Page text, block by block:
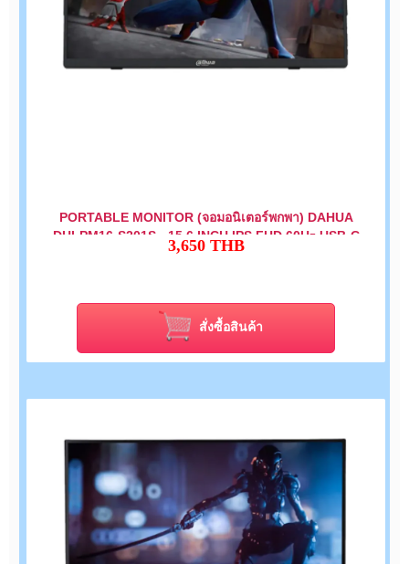
PORTABLE MONITOR (จอมอนิเตอร์พกพา) DAHUA
DHI-PM16-S201S - 15.6 INCH IPS FHD 60Hz USB-C
3,650 THB
สั่งซื้อสินค้า